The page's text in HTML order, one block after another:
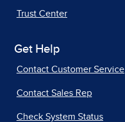
Trust Center
Get Help
Contact Customer Service
Contact Sales Rep
Check System Status